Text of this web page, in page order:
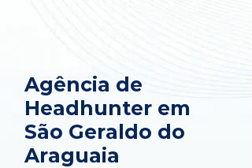
Agência de
Headhunter em
São Geraldo do
Araguaia